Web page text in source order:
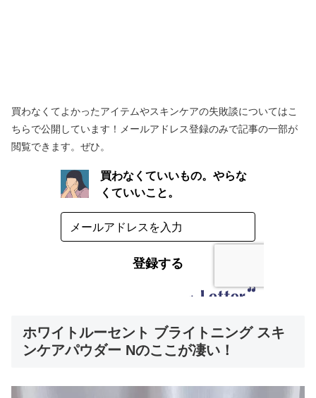
買わなくてよかったアイテムやスキンケアの失敗談についてはこ
ちらで公開しています！メールアドレス登録のみで記事の一部が
閲覧できます。ぜひ。
ホワイトルーセント ブライトニング スキ
ンケアパウダー Nのここが凄い！